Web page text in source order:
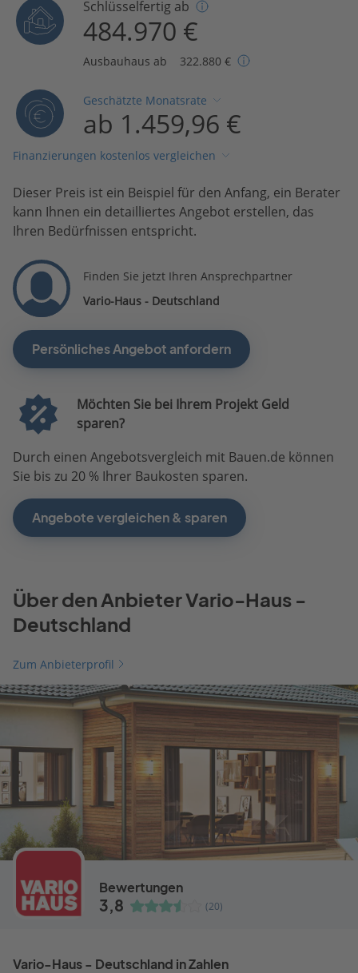
Schlüsselfertig ab
484.970 €
Ausbauhaus ab 322.880 €
Geschätzte Monatsrate
ab 1.459,96 €
Finanzierungen kostenlos vergleichen
Dieser Preis ist ein Beispiel für den Anfang, ein Berater
kann Ihnen ein detailliertes Angebot erstellen, das
Ihren Bedürfnissen entspricht.
Finden Sie jetzt Ihren Ansprechpartner
Vario-Haus - Deutschland
Persönliches Angebot anfordern
Möchten Sie bei Ihrem Projekt Geld
sparen?
Durch einen Angebotsvergleich mit Bauen.de können
Sie bis zu 20 % Ihrer Baukosten sparen.
Angebote vergleichen & sparen
Über den Anbieter Vario-Haus -
Deutschland
Zum Anbieterprofil
Bewertungen
3,8 (20)
Vario-Haus - Deutschland in Zahlen